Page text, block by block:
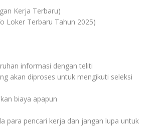
Kerja Terbaru)
Loker Terbaru Tahun 2025)
informasi dengan teliti
akan diproses untuk mengikuti seleksi
biaya apapun
para pencari kerja dan jangan lupa untuk